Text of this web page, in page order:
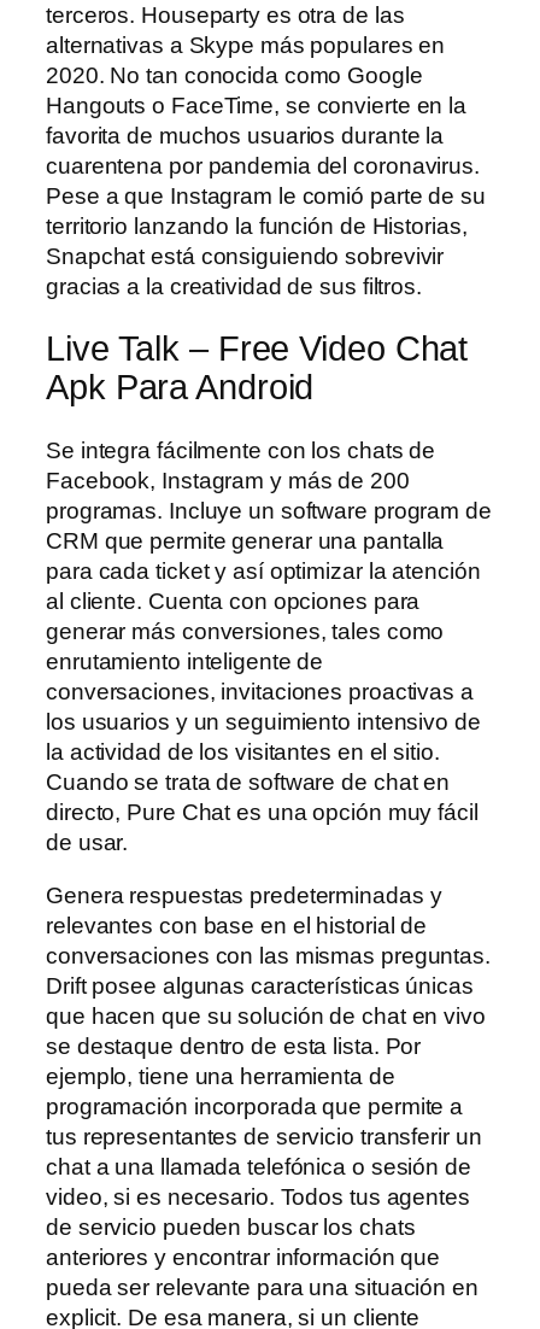
terceros. Houseparty es otra de las
alternativas a Skype más populares en
2020. No tan conocida como Google
Hangouts o FaceTime, se convierte en la
favorita de muchos usuarios durante la
cuarentena por pandemia del coronavirus.
Pese a que Instagram le comió parte de su
territorio lanzando la función de Historias,
Snapchat está consiguiendo sobrevivir
gracias a la creatividad de sus filtros.
Live Talk – Free Video Chat
Apk Para Android
Se integra fácilmente con los chats de
Facebook, Instagram y más de 200
programas. Incluye un software program de
CRM que permite generar una pantalla
para cada ticket y así optimizar la atención
al cliente. Cuenta con opciones para
generar más conversiones, tales como
enrutamiento inteligente de
conversaciones, invitaciones proactivas a
los usuarios y un seguimiento intensivo de
la actividad de los visitantes en el sitio.
Cuando se trata de software de chat en
directo, Pure Chat es una opción muy fácil
de usar.
Genera respuestas predeterminadas y
relevantes con base en el historial de
conversaciones con las mismas preguntas.
Drift posee algunas características únicas
que hacen que su solución de chat en vivo
se destaque dentro de esta lista. Por
ejemplo, tiene una herramienta de
programación incorporada que permite a
tus representantes de servicio transferir un
chat a una llamada telefónica o sesión de
video, si es necesario. Todos tus agentes
de servicio pueden buscar los chats
anteriores y encontrar información que
pueda ser relevante para una situación en
explicit. De esa manera, si un cliente